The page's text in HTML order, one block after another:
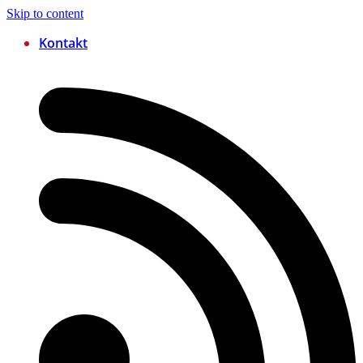
Skip to content
Kontakt